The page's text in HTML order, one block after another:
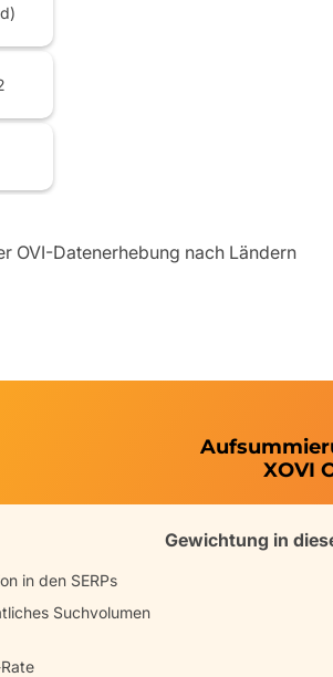
OVI-Datenerhebung nach Ländern
XOVI
Gewichtung in
in den SERPs
Suchvolumen